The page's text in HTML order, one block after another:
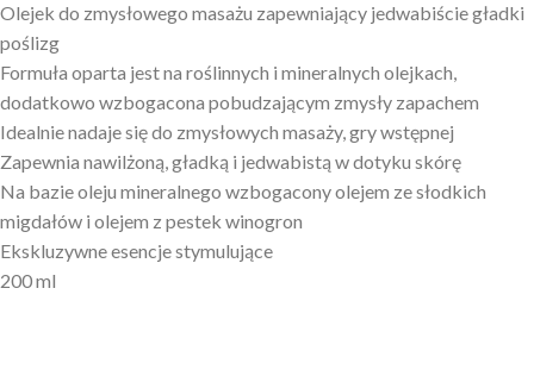
Olejek do zmysłowego masażu zapewniający jedwabiście gładki
poślizg
Formuła oparta jest na roślinnych i mineralnych olejkach,
dodatkowo wzbogacona pobudzającym zmysły zapachem
Idealnie nadaje się do zmysłowych masaży, gry wstępnej
Zapewnia nawilżoną, gładką i jedwabistą w dotyku skórę
Na bazie oleju mineralnego wzbogacony olejem ze słodkich
migdałów i olejem z pestek winogron
Ekskluzywne esencje stymulujące
200 ml